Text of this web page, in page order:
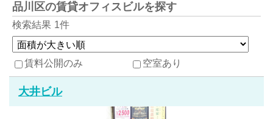
品川区の賃貸オフィスビルを探す
検索結果 1件
賃料公開のみ 空室あり
大井ビル